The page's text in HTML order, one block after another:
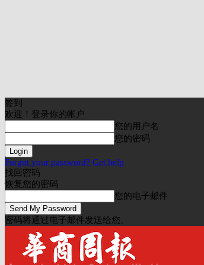
签到
欢迎！登录你的帐户
您的用户名
您的密码
Forgot your password? Get help
找回密码
恢复您的密码
您的电子邮件
密码将通过电子邮件发送给您。